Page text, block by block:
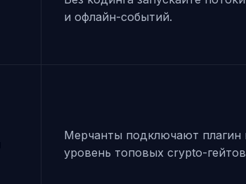
и офлайн-событий.
Мерчанты подключают
уровень топовых crypto-